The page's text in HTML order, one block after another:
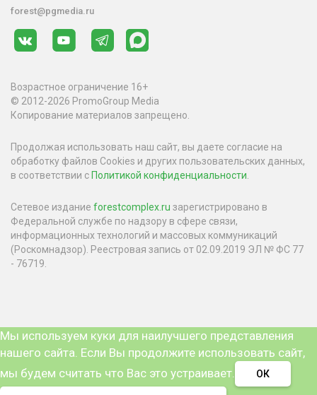
forest@pgmedia.ru
Возрастное ограничение 16+
© 2012-2026 PromoGroup Media
Копирование материалов запрещено.
Продолжая использовать наш сайт, вы даете согласие на
обработку файлов Cookies и других пользовательских данных,
в соответствии с Политикой конфиденциальности.
Сетевое издание forestcomplex.ru зарегистрировано в
Федеральной службе по надзору в сфере связи,
информационных технологий и массовых коммуникаций
(Роскомнадзор). Реестровая запись от 02.09.2019 ЭЛ № ФС 77
- 76719.
Мы используем куки для наилучшего представления
нашего сайта. Если Вы продолжите использовать сайт,
мы будем считать что Вас это устраивает.
ОК